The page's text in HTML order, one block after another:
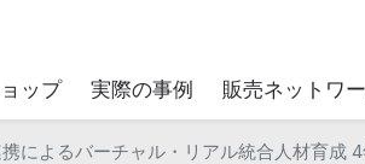
ップ 実際の事例 販売ネットワ
によるバーチャル・リアル統合人材育成